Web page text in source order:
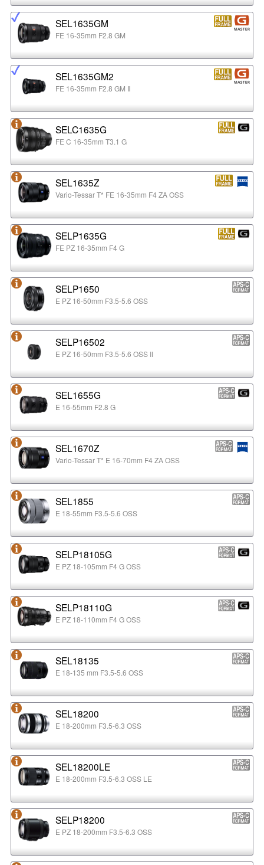
SEL1635GM
FE 16-35mm F2.8 GM
SEL1635GM2
FE 16-35mm F2.8 GM Ⅱ
SELC1635G
FE C 16-35mm T3.1 G
SEL1635Z
Vario-Tessar T* FE 16-35mm F4 ZA OSS
SELP1635G
FE PZ 16-35mm F4 G
SELP1650
E PZ 16-50mm F3.5-5.6 OSS
SELP16502
E PZ 16-50mm F3.5-5.6 OSS II
SEL1655G
E 16-55mm F2.8 G
SEL1670Z
Vario-Tessar T* E 16-70mm F4 ZA OSS
SEL1855
E 18-55mm F3.5-5.6 OSS
SELP18105G
E PZ 18-105mm F4 G OSS
SELP18110G
E PZ 18-110mm F4 G OSS
SEL18135
E 18-135 mm F3.5-5.6 OSS
SEL18200
E 18-200mm F3.5-6.3 OSS
SEL18200LE
E 18-200mm F3.5-6.3 OSS LE
SELP18200
E PZ 18-200mm F3.5-6.3 OSS